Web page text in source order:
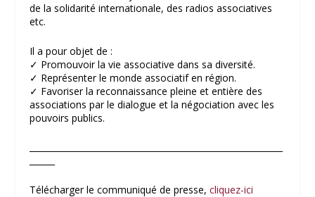
de la solidarité internationale, des radios associatives
etc.
Il a pour objet de :
✓ Promouvoir la vie associative dans sa diversité.
✓ Représenter le monde associatif en région.
✓ Favoriser la reconnaissance pleine et entière des
associations par le dialogue et la négociation avec les
pouvoirs publics.
Télécharger le communiqué de presse,cliquez-ici